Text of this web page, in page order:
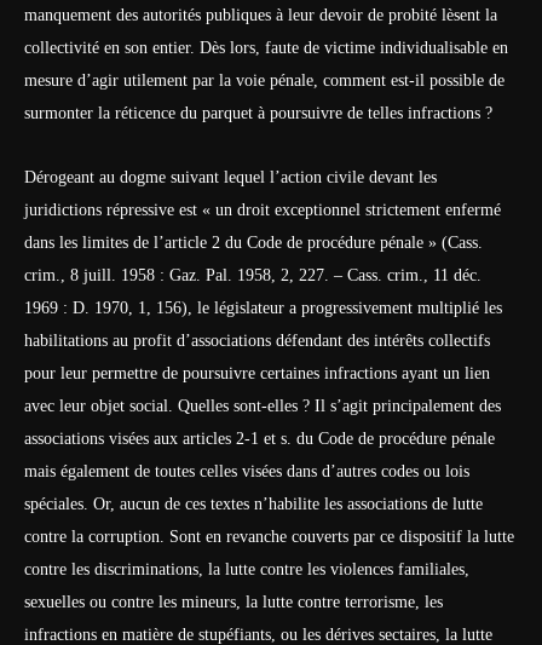
manquement des autorités publiques à leur devoir de probité lèsent la
collectivité en son entier. Dès lors, faute de victime individualisable en
mesure d’agir utilement par la voie pénale, comment est-il possible de
surmonter la réticence du parquet à poursuivre de telles infractions ?
Dérogeant au dogme suivant lequel l’action civile devant les
juridictions répressive est « un droit exceptionnel strictement enfermé
dans les limites de l’article 2 du Code de procédure pénale » (Cass.
crim., 8 juill. 1958 : Gaz. Pal. 1958, 2, 227. – Cass. crim., 11 déc.
1969 : D. 1970, 1, 156), le législateur a progressivement multiplié les
habilitations au profit d’associations défendant des intérêts collectifs
pour leur permettre de poursuivre certaines infractions ayant un lien
avec leur objet social. Quelles sont-elles ? Il s’agit principalement des
associations visées aux articles 2-1 et s. du Code de procédure pénale
mais également de toutes celles visées dans d’autres codes ou lois
spéciales. Or, aucun de ces textes n’habilite les associations de lutte
contre la corruption. Sont en revanche couverts par ce dispositif la lutte
contre les discriminations, la lutte contre les violences familiales,
sexuelles ou contre les mineurs, la lutte contre terrorisme, les
infractions en matière de stupéfiants, ou les dérives sectaires, la lutte